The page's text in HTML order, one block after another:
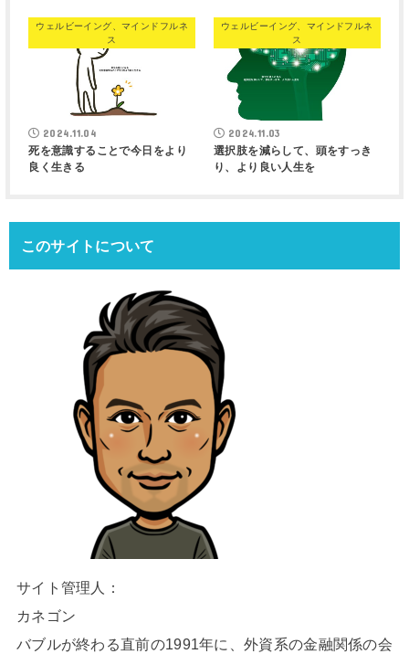
ウェルビーイング、マインドフルネ
ス
2024.11.04
死を意識することで今日をより
良く生きる
ウェルビーイング、マインドフルネ
ス
2024.11.03
選択肢を減らして、頭をすっき
り、より良い人生を
このサイトについて
サイト管理人：
カネゴン
バブルが終わる直前の1991年に、外資系の金融関係の会